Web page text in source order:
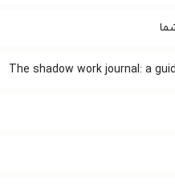
The shadow work journal: a